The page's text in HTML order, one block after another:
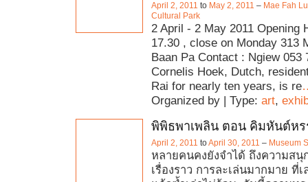
April 2, 2011 to May 2, 2011 – Mae Fah
Cultural Park
2 April - 2 May 2011 Opening
17.30 , close on Monday 313
Baan Pa Contact : Ngiew 053
Cornelis Hoek, Dutch,
Rai for nearly ten years, is re
Organized by | Type: art,
พิพิธพาเพลิน ตอน คิมหันต์หร
April 2, 2011 toApril 30, 2011 – Museum
หลายคนคงยังจำได้ ถึงความสนุ
เรื่องราว การละเล่นมากมาย ที่